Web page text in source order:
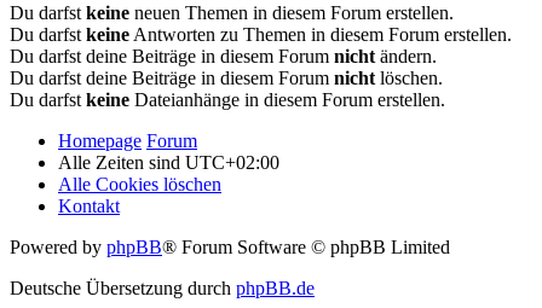
Du darfst keine neuen Themen in diesem Forum erstellen.
Du darfst keine Antworten zu Themen in diesem Forum erstellen.
Du darfst deine Beiträge in diesem Forum nicht ändern.
Du darfst deine Beiträge in diesem Forum nicht löschen.
Du darfst keine Dateianhänge in diesem Forum erstellen.
Homepage Forum
Alle Zeiten sind UTC+02:00
Alle Cookies löschen
Kontakt
Powered by phpBB® Forum Software © phpBB Limited
Deutsche Übersetzung durch phpBB.de